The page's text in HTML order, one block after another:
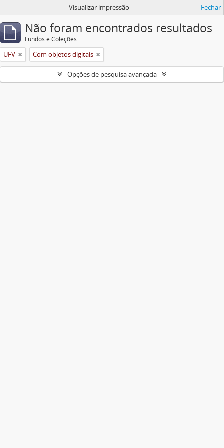
Visualizar impressão Fechar
Não foram encontrados resultados
Fundos e Coleções
UFV Com objetos digitais
Opções de pesquisa avançada